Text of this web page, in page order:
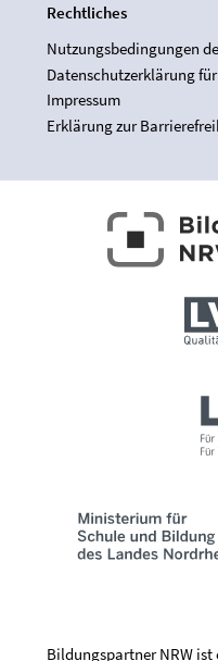
Rechtliches
Nutzungsbedingungen
Datenschutzerklärung für
Impressum
Erklärung zur
Bildungspartner NRW